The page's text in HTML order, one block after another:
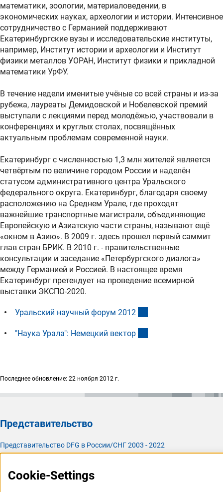
математики, зоологии, материаловедении, в
экономических науках, археологии и истории. Интенсивное
сотрудничество с Германией поддерживают
Екaтеринбургские вузы и исследовательские институты,
например, Институт истории и археологии и Институт
физики металлов УОРАН, Институт физики и прикладной
математики УрФУ.
В течение недели именитые учёные со всей страны и из-за
рубежа, лауреаты Демидовской и Нобелевской премий
выступали с лекциями перед молодёжью, участвовали в
конференциях и круглых столах, посвящённых
актуальным проблемам современной науки.
Екатеринбург с численностью 1,3 млн жителей является
четвёртым по величине городом России и наделён
статусом административного центра Уральского
федерального округа. Екатеринбург, благодаря своему
расположению на Среднем Урале, где проходят
важнейшие транспортные магистрали, объединяющие
Европейскую и Азиатскую части страны, называют ещё
«окном в Азию». В 2009 г. здесь прошел первый саммит
глав стран БРИК. В 2010 г. - правительственные
консультации и заседание «Петербургского диалога»
между Германией и Россией. В настоящее время
Екатеринбург претендует на проведение всемирной
выставки ЭКСПО-2020.
Уральский научный форум 2012
"Наука Урала": Немецкий вектор
Последнее обновление: 22 ноября 2012 г.
Представительство
Представительство DFG в России/СНГ 2003 - 2022
Профиль DFG
Cookie-Settings